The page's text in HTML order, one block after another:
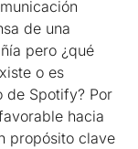
de una
pero ¿qué
o es
de Spotify? Por
hacia
propósito clave